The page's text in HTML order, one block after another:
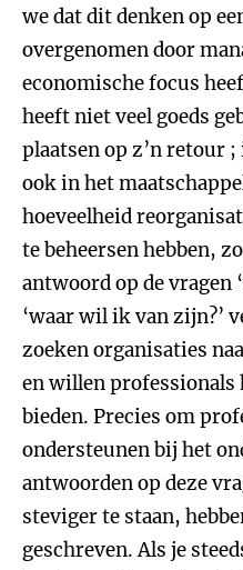
we dat dit denken op
overgenomen door
economische focus
heeft niet veel goeds
plaatsen op z’n retour
ook in het
hoeveelheid
te beheersen hebben,
antwoord op de vragen
‘waar wil ik van zijn?’
zoeken organisaties
en willen professionals
bieden. Precies om
ondersteunen bij het
antwoorden op deze
steviger te staan,
geschreven. Als je